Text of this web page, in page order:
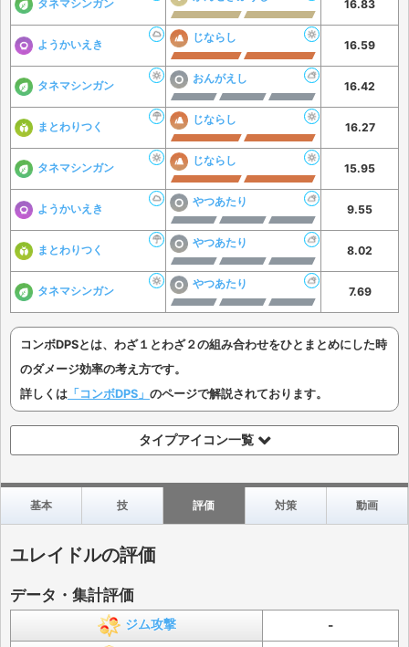
タネマシンガン 16.83
ようかいえき
じならし
16.59
タネマシンガン
おんがえし
16.42
まとわりつく
じならし
16.27
タネマシンガン
じならし
15.95
ようかいえき
やつあたり
9.55
まとわりつく
やつあたり
8.02
タネマシンガン
やつあたり
7.69
コンボDPSとは、わざ１とわざ２の組み合わせをひとまとめにした時
のダメージ効率の考え方です。
詳しくは 「コンボDPS」 のページで解説されております。
タイプアイコン一覧
基本 技 評価 対策 動画
ユレイドルの評価
データ・集計評価
ジム攻撃 -